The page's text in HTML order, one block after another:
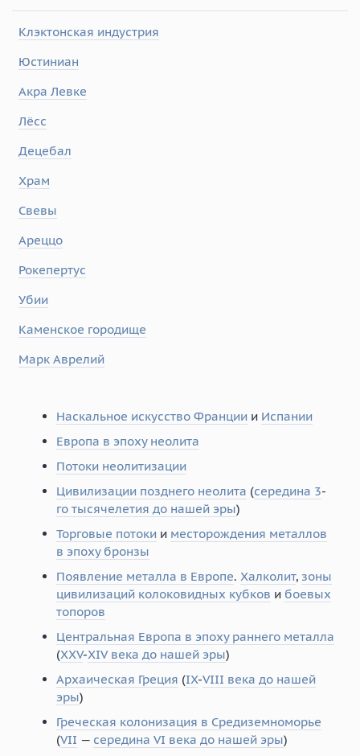
Клэктонская индустрия
Юстиниан
Акра Левке
Лёсс
Децебал
Храм
Свевы
Ареццо
Рокепертус
Убии
Каменское городище
Марк Аврелий
Наскальное искусство Франции и Испании
Европа в эпоху неолита
Потоки неолитизации
Цивилизации позднего неолита (середина 3-
го тысячелетия до нашей эры)
Торговые потоки и месторождения металлов
в эпоху бронзы
Появление металла в Европе. Халколит, зоны
цивилизаций колоковидных кубков и боевых
топоров
Центральная Европа в эпоху раннего металла
(XXV-XIV века до нашей эры)
Архаическая Греция (IX-VIII века до нашей
эры)
Греческая колонизация в Средиземноморье
(VII — середина VI века до нашей эры)